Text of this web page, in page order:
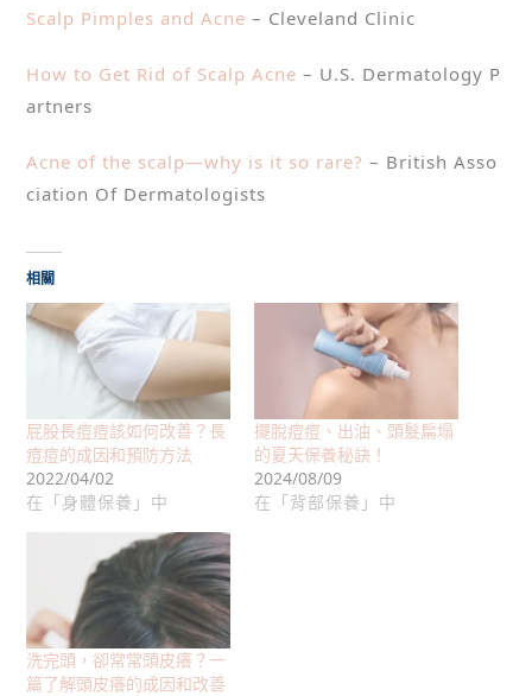
Scalp Pimples and Acne – Cleveland Clinic
How to Get Rid of Scalp Acne – U.S. Dermatology P
artners
Acne of the scalp—why is it so rare? – British Asso
ciation Of Dermatologists
相關
屁股長痘痘該如何改善？長
痘痘的成因和預防方法
2022/04/02
在「身體保養」中
擺脫痘痘、出油、頭髮扁塌
的夏天保養秘訣！
2024/08/09
在「背部保養」中
洗完頭，卻常常頭皮癢？一
篇了解頭皮癢的成因和改善